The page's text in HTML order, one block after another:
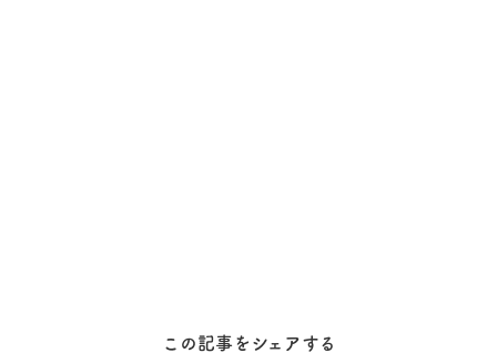
この記事をシェアする